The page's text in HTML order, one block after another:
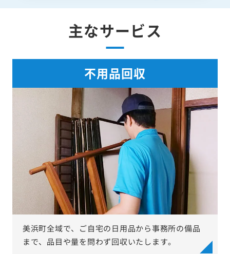
主なサービス
不用品回収
美浜町全域で、ご自宅の日用品から事務所の備品
まで、品目や量を問わず回収いたします。